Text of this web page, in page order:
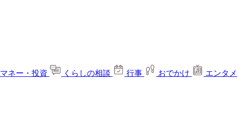
マネー・投資 くらしの相談 行事 おでかけ
エンタメ